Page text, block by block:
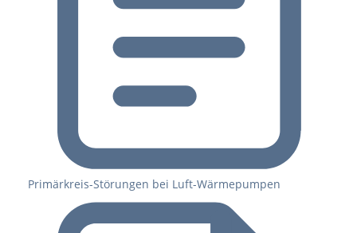
Primärkreis-Störungen bei Luft-Wärmepumpen